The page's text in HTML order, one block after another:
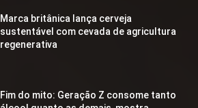
Marca britânica lança cerveja
sustentável com cevada de agricultura
regenerativa
Fim do mito: Geração Z consome tanto